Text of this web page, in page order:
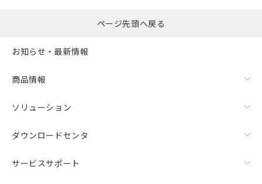
漏れ電流特性
ページ先頭へ戻る
お知らせ・最新情報
商品情報
ソリューション
ダウンロードセンタ
サービスサポート